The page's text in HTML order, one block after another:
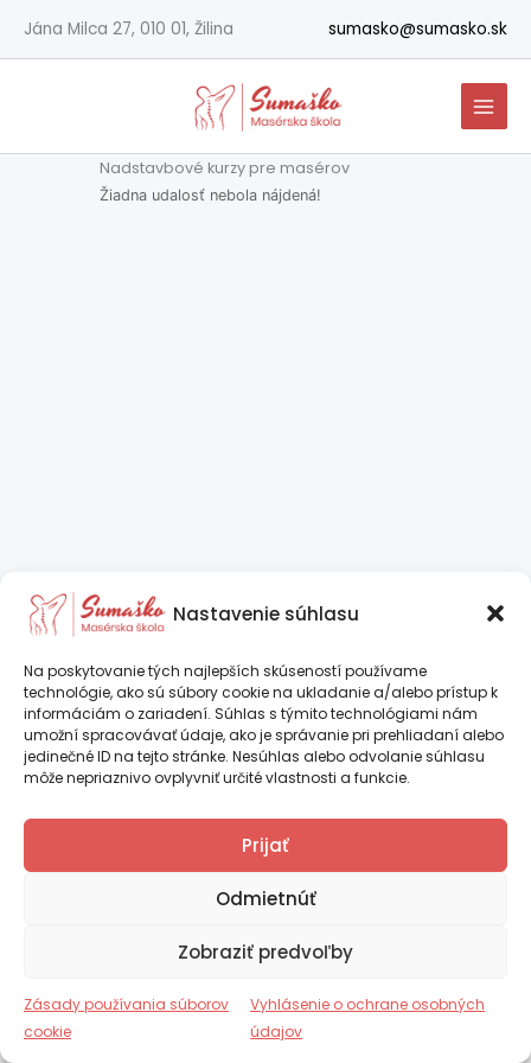
Nastavenie súhlasu
Na poskytovanie tých najlepších skúseností používame
technológie, ako sú súbory cookie na ukladanie a/alebo prístup k
informáciám o zariadení. Súhlas s týmito technológiami nám
umožní spracovávať údaje, ako je správanie pri prehliadaní alebo
jedinečné ID na tejto stránke. Nesúhlas alebo odvolanie súhlasu
môže nepriaznivo ovplyvniť určité vlastnosti a funkcie.
Prijať
Odmietnúť
Zobraziť predvoľby
Zásady používania súborov
cookie
Vyhlásenie o ochrane osobných
údajov
Jána Milca 27, 010 01, Žilina sumasko@sumasko.sk
Nadstavbové kurzy pre masérov
Žiadna udalosť nebola nájdená!
Copyright © 2026 Sumaško |Tvorba web stránok TOMARCO
Vyhlásenie o ochrane osobných údajov (EU)
Reklamačný poriadok
Ing. Iveta Psocíková – SUMAŠKO je
certifikovaná vzdelávacia inštitúcia podľa
platnej legislatívy SR
Číslo certifikácie RCVI_2025_000270